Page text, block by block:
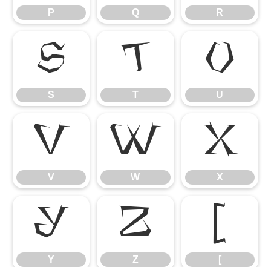
P Q R
S
S
T
T
U
U
V
V
W
W
X
X
Y
Y
Z
Z
[
[